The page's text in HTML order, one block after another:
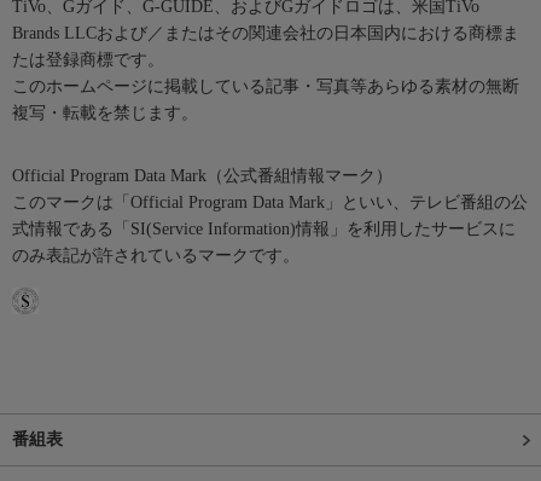
TiVo、Gガイド、G-GUIDE、およびGガイドロゴは、米国TiVo
Brands LLCおよび／またはその関連会社の日本国内における商標ま
たは登録商標です。
このホームページに掲載している記事・写真等あらゆる素材の無断
複写・転載を禁じます。
Official Program Data Mark（公式番組情報マーク）
このマークは「Official Program Data Mark」といい、テレビ番組の公
式情報である「SI(Service Information)情報」を利用したサービスに
のみ表記が許されているマークです。
番組表